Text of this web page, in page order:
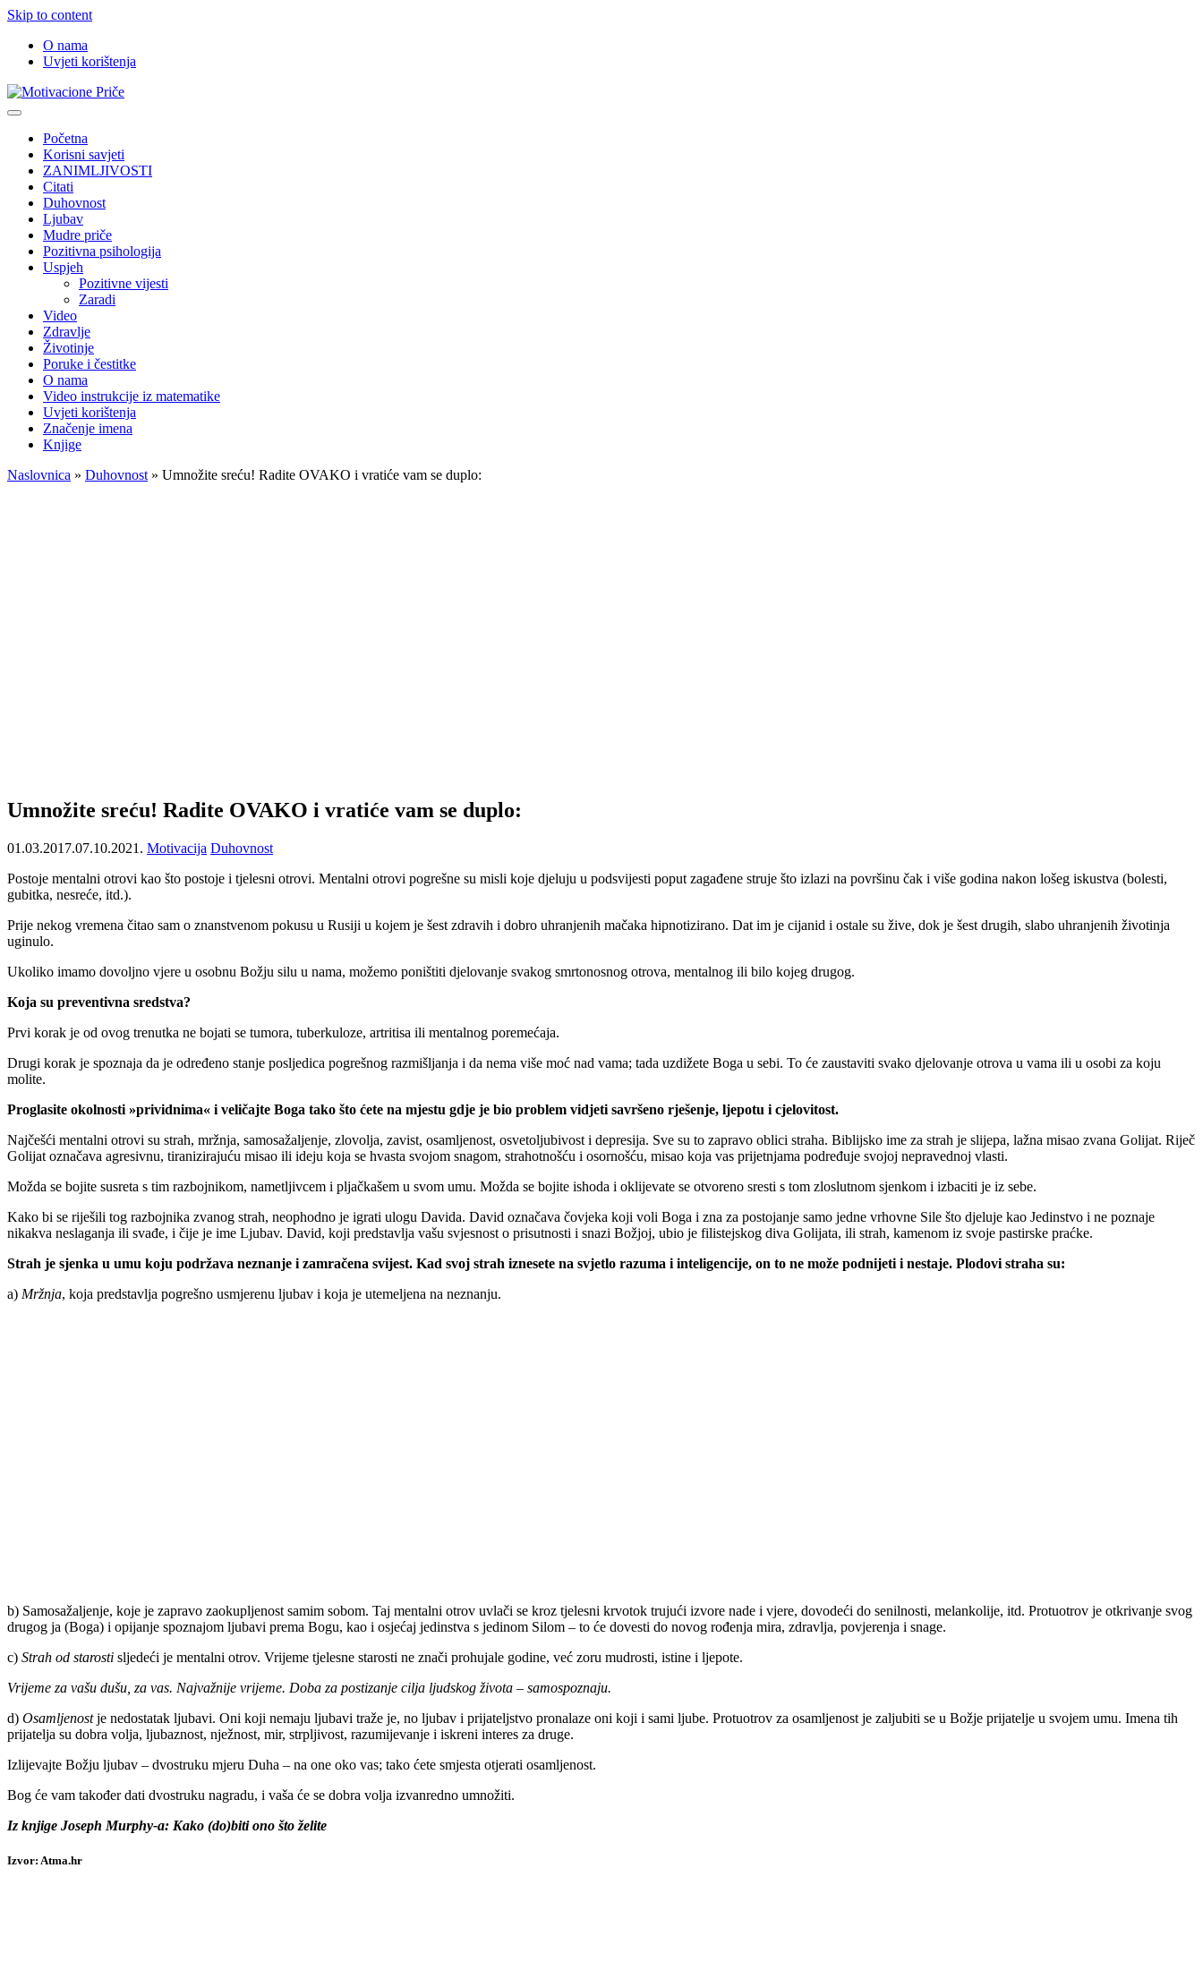
Skip to content
O nama
Uvjeti korištenja
Početna
Korisni savjeti
ZANIMLJIVOSTI
Citati
Duhovnost
Ljubav
Mudre priče
Pozitivna psihologija
Uspjeh
Pozitivne vijesti
Zaradi
Video
Zdravlje
Životinje
Poruke i čestitke
O nama
Video instrukcije iz matematike
Uvjeti korištenja
Značenje imena
Knjige
Naslovnica » Duhovnost » Umnožite sreću! Radite OVAKO i vratiće vam se duplo:
Umnožite sreću! Radite OVAKO i vratiće vam se duplo:
01.03.2017.07.10.2021. Motivacija Duhovnost
Postoje mentalni otrovi kao što postoje i tjelesni otrovi. Mentalni otrovi pogrešne su misli koje djeluju u podsvijesti poput zagađene struje što izlazi na površinu čak i više godina nakon lošeg iskustva (bolesti,
gubitka, nesreće, itd.).
Prije nekog vremena čitao sam o znanstvenom pokusu u Rusiji u kojem je šest zdravih i dobro uhranjenih mačaka hipnotizirano. Dat im je cijanid i ostale su žive, dok je šest drugih, slabo uhranjenih životinja
uginulo.
Ukoliko imamo dovoljno vjere u osobnu Božju silu u nama, možemo poništiti djelovanje svakog smrtonosnog otrova, mentalnog ili bilo kojeg drugog.
Koja su preventivna sredstva?
Prvi korak je od ovog trenutka ne bojati se tumora, tuberkuloze, artritisa ili mentalnog poremećaja.
Drugi korak je spoznaja da je određeno stanje posljedica pogrešnog razmišljanja i da nema više moć nad vama; tada uzdižete Boga u sebi. To će zaustaviti svako djelovanje otrova u vama ili u osobi za koju
molite.
Proglasite okolnosti »prividnima« i veličajte Boga tako što ćete na mjestu gdje je bio problem vidjeti savršeno rješenje, ljepotu i cjelovitost.
Najčešći mentalni otrovi su strah, mržnja, samosažaljenje, zlovolja, zavist, osamljenost, osvetoljubivost i depresija. Sve su to zapravo oblici straha. Biblijsko ime za strah je slijepa, lažna misao zvana Golijat. Riječ
Golijat označava agresivnu, tiranizirajuću misao ili ideju koja se hvasta svojom snagom, strahotnošću i osornošću, misao koja vas prijetnjama podređuje svojoj nepravednoj vlasti.
Možda se bojite susreta s tim razbojnikom, nametljivcem i pljačkašem u svom umu. Možda se bojite ishoda i oklijevate se otvoreno sresti s tom zloslutnom sjenkom i izbaciti je iz sebe.
Kako bi se riješili tog razbojnika zvanog strah, neophodno je igrati ulogu Davida. David označava čovjeka koji voli Boga i zna za postojanje samo jedne vrhovne Sile što djeluje kao Jedinstvo i ne poznaje
nikakva neslaganja ili svađe, i čije je ime Ljubav. David, koji predstavlja vašu svjesnost o prisutnosti i snazi Božjoj, ubio je filistejskog diva Golijata, ili strah, kamenom iz svoje pastirske praćke.
Strah je sjenka u umu koju podržava neznanje i zamračena svijest. Kad svoj strah iznesete na svjetlo razuma i inteligencije, on to ne može podnijeti i nestaje. Plodovi straha su:
a) Mržnja, koja predstavlja pogrešno usmjerenu ljubav i koja je utemeljena na neznanju.
b) Samosažaljenje, koje je zapravo zaokupljenost samim sobom. Taj mentalni otrov uvlači se kroz tjelesni krvotok trujući izvore nade i vjere, dovodeći do senilnosti, melankolije, itd. Protuotrov je otkrivanje svog
drugog ja (Boga) i opijanje spoznajom ljubavi prema Bogu, kao i osjećaj jedinstva s jedinom Silom – to će dovesti do novog rođenja mira, zdravlja, povjerenja i snage.
c) Strah od starosti sljedeći je mentalni otrov. Vrijeme tjelesne starosti ne znači prohujale godine, već zoru mudrosti, istine i ljepote.
Vrijeme za vašu dušu, za vas. Najvažnije vrijeme. Doba za postizanje cilja ljudskog života – samospoznaju.
d) Osamljenostje nedostatak ljubavi. Oni koji nemaju ljubavi traže je, no ljubav i prijateljstvo pronalaze oni koji i sami ljube. Protuotrov za osamljenost je zaljubiti se u Božje prijatelje u svojem umu. Imena tih
prijatelja su dobra volja, ljubaznost, nježnost, mir, strpljivost, razumijevanje i iskreni interes za druge.
Izlijevajte Božju ljubav – dvostruku mjeru Duha – na one oko vas; tako ćete smjesta otjerati osamljenost.
Bog će vam također dati dvostruku nagradu, i vaša će se dobra volja izvanredno umnožiti.
Iz knjige Joseph Murphy-a: Kako (do)biti ono što želite
Izvor: Atma.hr